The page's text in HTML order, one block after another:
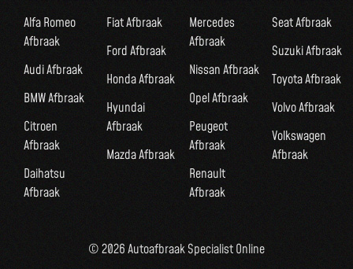
Alfa Romeo
Afbraak
Audi Afbraak
BMW Afbraak
Citroen
Afbraak
Daihatsu
Afbraak
Fiat Afbraak
Ford Afbraak
Honda Afbraak
Hyundai
Afbraak
Mazda Afbraak
Mercedes
Afbraak
Nissan Afbraak
Opel Afbraak
Peugeot
Afbraak
Renault
Afbraak
Seat Afbraak
Suzuki Afbraak
Toyota Afbraak
Volvo Afbraak
Volkswagen
Afbraak
© 2026 Autoafbraak Specialist Online